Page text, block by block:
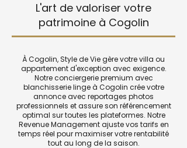
L'art de valoriser votre
patrimoine à Cogolin
À Cogolin, Style de Vie gère votre villa ou
appartement d'exception avec exigence.
Notre conciergerie premium avec
blanchisserie linge à Cogolin crée votre
annonce avec reportages photos
professionnels et assure son référencement
optimal sur toutes les plateformes. Notre
Revenue Management ajuste vos tarifs en
temps réel pour maximiser votre rentabilité
tout au long de la saison.